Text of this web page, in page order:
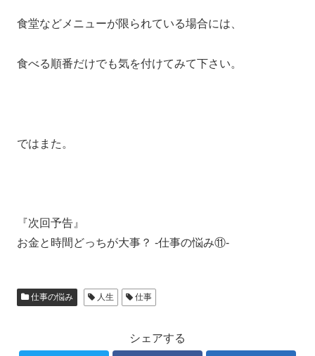
食堂などメニューが限られている場合には、
食べる順番だけでも気を付けてみて下さい。
ではまた。
『次回予告』
お金と時間どっちが大事？ ‐仕事の悩み⑪‐
仕事の悩み 人生 仕事
シェアする